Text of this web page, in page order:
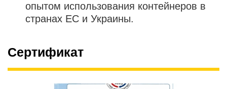
опытом использования контейнеров в
странах ЕС и Украины.
Сертификат